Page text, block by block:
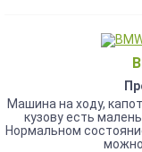
Машина на ходу,
кузову есть
Нормальном